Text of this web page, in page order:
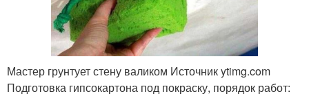
Мастер грунтует стену валиком Источник ytimg.com
Подготовка гипсокартона под покраску, порядок работ: